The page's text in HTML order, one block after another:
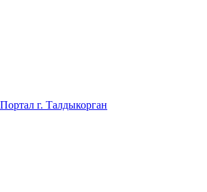
г. Талдыкорган